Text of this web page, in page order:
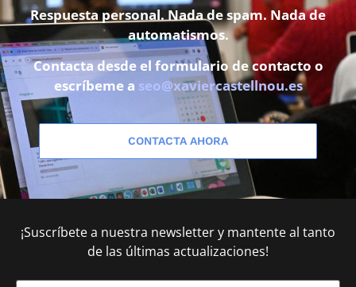
Respuesta personal. Nada de spam. Nada de
automatismos.
Contacta desde el formulario de contacto o
escríbeme a seo@xaviercastellnou.es
CONTACTA AHORA
¡Suscríbete a nuestra newsletter y mantente al tanto
de las últimas actualizaciones!